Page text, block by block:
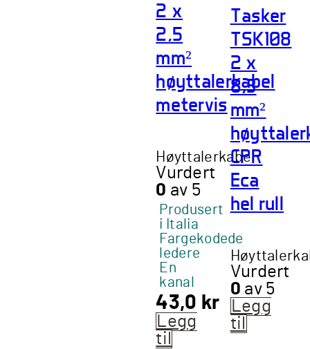
2 x
2,5
mm²
høyttalerkabel
metervis
Høyttalerkabel
Vurdert
0 av 5
Produsert
i Italia
Fargekodede
ledere
En
kanal
43,0 kr
Legg
til
Tasker
TSK108
2 x
8,3
mm²
CPR
Eca
hel rull
Vurdert
0 av 5
Legg
til